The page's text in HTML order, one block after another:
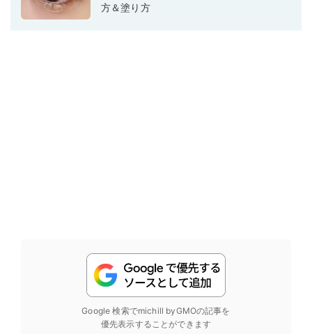
方＆塗り方
Google 検索でmichill byGMOの記事を
優先表示することができます